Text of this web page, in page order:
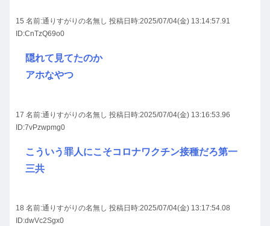
15 名前:通りすがりの名無し 投稿日時:2025/07/04(金) 13:14:57.91
ID:CnTzQ69o0
隠れて見てたのか
アホなやつ
17 名前:通りすがりの名無し 投稿日時:2025/07/04(金) 13:16:53.96
ID:7vPzwpmg0
こういう罪人にこそコロナワクチン接種だろ第一
三共
18 名前:通りすがりの名無し 投稿日時:2025/07/04(金) 13:17:54.08
ID:dwVc2Sgx0